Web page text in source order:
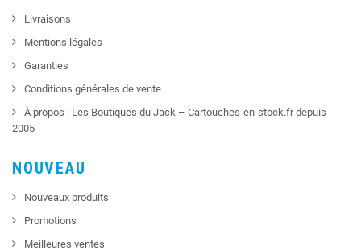
Livraisons
Mentions légales
Garanties
Conditions générales de vente
À propos | Les Boutiques du Jack – Cartouches-en-stock.fr depuis
2005
NOUVEAU
Nouveaux produits
Promotions
Meilleures ventes